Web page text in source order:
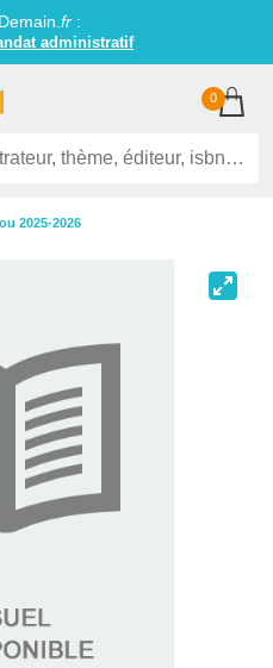
fr:
administratif
0
2025-2026